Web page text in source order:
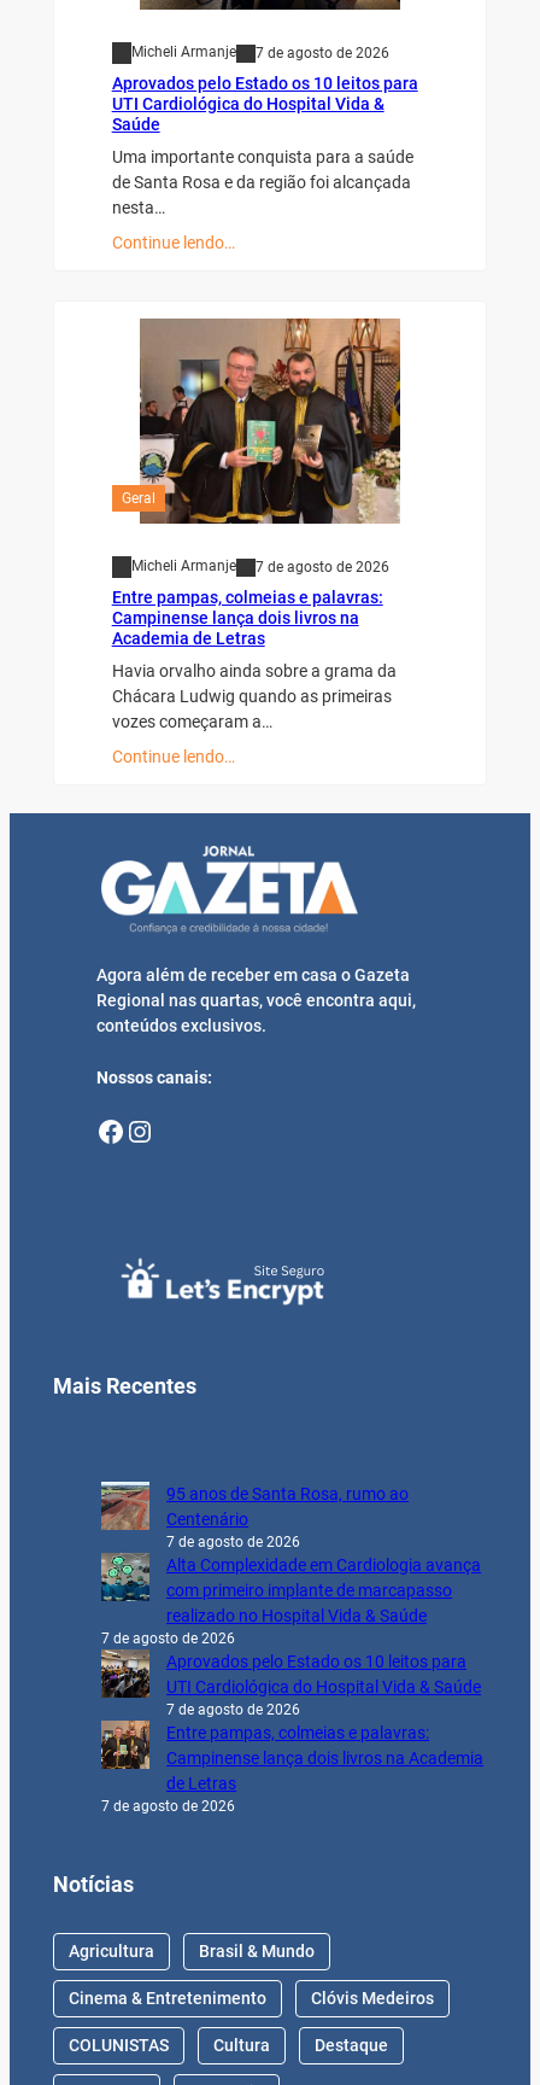
Micheli Armanje 7 de agosto de 2026
Aprovados pelo Estado os 10 leitos para
UTI Cardiológica do Hospital Vida &
Saúde
Uma importante conquista para a saúde
de Santa Rosa e da região foi alcançada
nesta…
Continue lendo…
Geral
Micheli Armanje 7 de agosto de 2026
Entre pampas, colmeias e palavras:
Campinense lança dois livros na
Academia de Letras
Havia orvalho ainda sobre a grama da
Chácara Ludwig quando as primeiras
vozes começaram a…
Continue lendo…
Agora além de receber em casa o Gazeta
Regional nas quartas, você encontra aqui,
conteúdos exclusivos.
Nossos canais:
Facebook Instagram
Mais Recentes
95 anos de Santa Rosa, rumo ao
Centenário
7 de agosto de 2026
Alta Complexidade em Cardiologia avança
com primeiro implante de marcapasso
realizado no Hospital Vida & Saúde
7 de agosto de 2026
Aprovados pelo Estado os 10 leitos para
UTI Cardiológica do Hospital Vida & Saúde
7 de agosto de 2026
Entre pampas, colmeias e palavras:
Campinense lança dois livros na Academia
de Letras
7 de agosto de 2026
Notícias
Agricultura Brasil & Mundo
Cinema & Entretenimento Clóvis Medeiros
COLUNISTAS Cultura Destaque